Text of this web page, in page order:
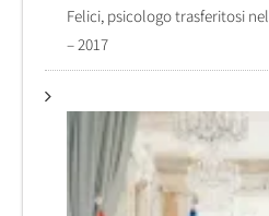
Felici, psicologo trasferitosi
– 2017